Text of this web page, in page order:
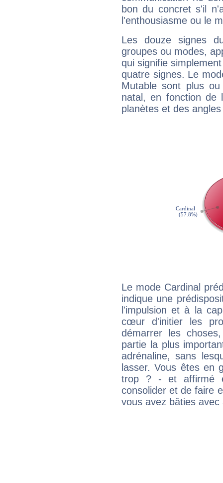
bon du concret s'il
l'enthousiasme ou le
Les douze signes
groupes ou modes,
qui signifie
quatre signes. Le
Mutable sont plus
natal, en fonction de
planètes et des
Le mode Cardinal
indique une
l'impulsion et à la
cœur d'initier les
démarrer les
partie la plus
adrénaline, sans
lasser. Vous êtes en
trop ? - et affirmé
consolider et de faire
vous avez bâties avec